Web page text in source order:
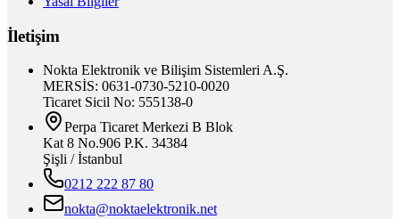
İletişim
Nokta Elektronik ve Bilişim Sistemleri A.Ş.
MERSİS: 0631-0730-5210-0020
Ticaret Sicil No: 555138-0
Perpa Ticaret Merkezi B Blok
Kat 8 No.906 P.K. 34384
Şişli / İstanbul
0212 222 87 80
nokta@noktaelektronik.net